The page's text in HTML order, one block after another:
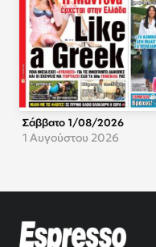
Σάββατο 1/08/2026
1 Αυγούστου 2026